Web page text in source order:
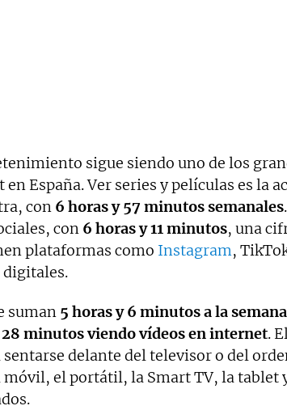
sigue siendo uno de los
España. Ver series y películas es la
con 6 horas y 57 minutos semanales
con 6 horas y 11 minutos, una
plataformas como Instagram,
suman 5 horas y 6 minutos a la
minutos viendo vídeos en internet.
delante del televisor o del
móvil, el portátil, la Smart TV, la tablet